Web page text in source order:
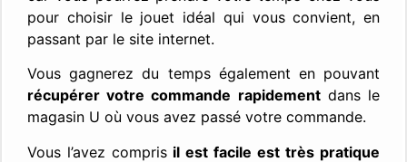
pour choisir le jouet idéal qui vous convient, en
passant par le site internet.
Vous gagnerez du temps également en pouvant
récupérer votre commande rapidementdans le
magasin U où vous avez passé votre commande.
Vous l’avez compris il est facile est très pratique